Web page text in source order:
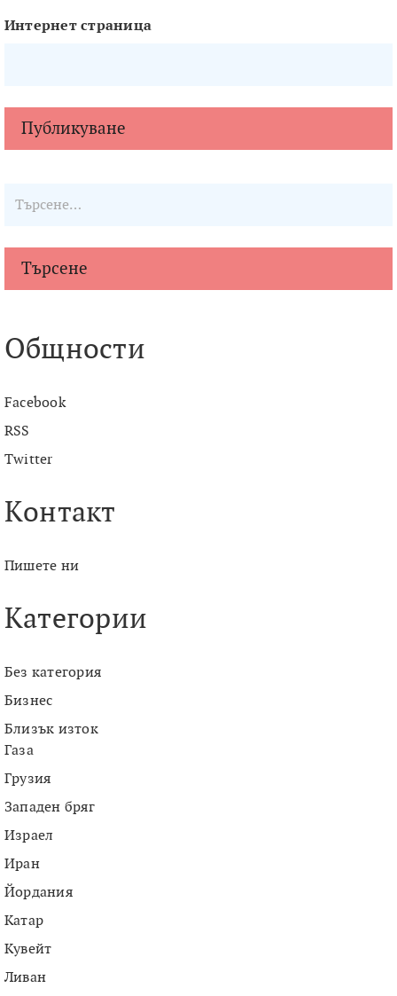
Интернет страница
Търсене
Общности
Facebook
RSS
Twitter
Контакт
Пишете ни
Категории
Без категория
Бизнес
Близък изток
Газа
Грузия
Западен бряг
Израел
Иран
Йордания
Катар
Кувейт
Ливан